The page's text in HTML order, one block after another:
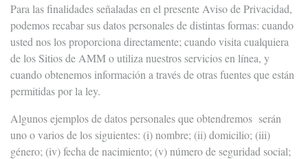
Para las finalidades señaladas en el presente Aviso de Privacidad,
podemos recabar sus datos personales de distintas formas: cuando
usted nos los proporciona directamente; cuando visita cualquiera
de los Sitios de AMM o utiliza nuestros servicios en línea, y
cuando obtenemos información a través de otras fuentes que están
permitidas por la ley.
Algunos ejemplos de datos personales que obtendremos serán
uno o varios de los siguientes: (i) nombre; (ii) domicilio; (iii)
género; (iv) fecha de nacimiento; (v) número de seguridad social;